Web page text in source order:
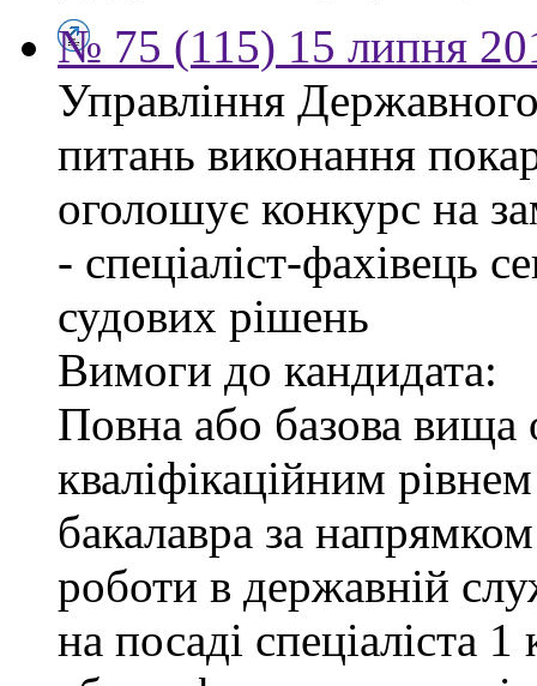
№ 75 (115) 15 липня
Управління
питань виконання
оголошує конкурс на
- спеціаліст-фахівець
судових рішень
Вимоги до кандидата:
Повна або базова вища
кваліфікаційним
бакалавра за
роботи в державній
на посаді спеціаліста